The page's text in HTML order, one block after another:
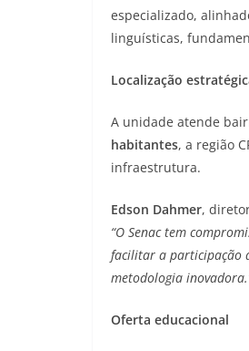
especializado,
linguísticas,
Localização
A unidade atende
habitantes, a região
infraestrutura.
Edson Dahmer,
“O Senac tem
facilitar a participação
metodologia
Oferta educacional